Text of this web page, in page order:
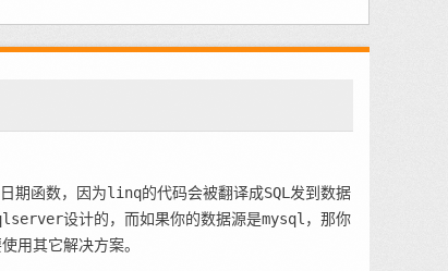
函数，因为linq的代码会被翻译成SQL发到数据
设计的，而如果你的数据源是mysql，那你
用其它解决方案。